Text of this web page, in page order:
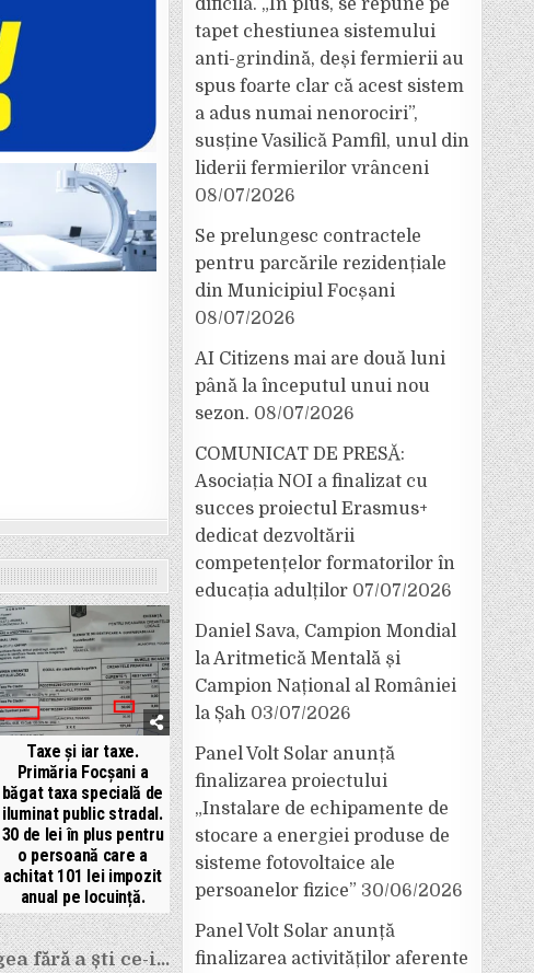
Taxe și iar taxe.
Primăria Focșani a
băgat taxa specială de
iluminat public stradal.
30 de lei în plus pentru
o persoană care a
achitat 101 lei impozit
anual pe locuință.
fără a ști ce-i…
dificilă. „În plus, se repune pe
tapet chestiunea sistemului
anti-grindină, deși fermierii au
spus foarte clar că acest sistem
a adus numai nenorociri”,
susține Vasilică Pamfil, unul din
liderii fermierilor vrânceni
08/07/2026
Se prelungesc contractele
pentru parcările rezidențiale
din Municipiul Focșani
08/07/2026
AI Citizens mai are două luni
până la începutul unui nou
sezon. 08/07/2026
COMUNICAT DE PRESĂ:
Asociația NOI a finalizat cu
succes proiectul Erasmus+
dedicat dezvoltării
competențelor formatorilor în
educația adulților 07/07/2026
Daniel Sava, Campion Mondial
la Aritmetică Mentală și
Campion Național al României
la Șah 03/07/2026
Panel Volt Solar anunță
finalizarea proiectului
„Instalare de echipamente de
stocare a energiei produse de
sisteme fotovoltaice ale
persoanelor fizice” 30/06/2026
Panel Volt Solar anunță
finalizarea activităților aferente